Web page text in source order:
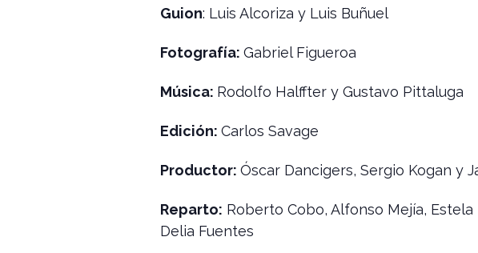
Guion: Luis Alcoriza y Luis Buñuel
Fotografía: Gabriel Figueroa
Música: Rodolfo Halffter y Gustavo Pittaluga
Edición: Carlos Savage
Productor: Óscar Dancigers, Sergio Kogan y
Reparto: Roberto Cobo, Alfonso Mejía,
Delia Fuentes